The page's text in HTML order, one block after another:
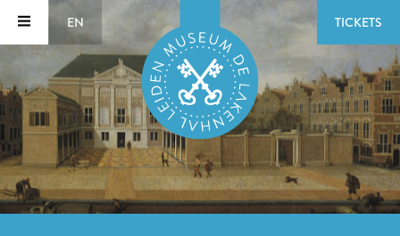
EN TICKETS